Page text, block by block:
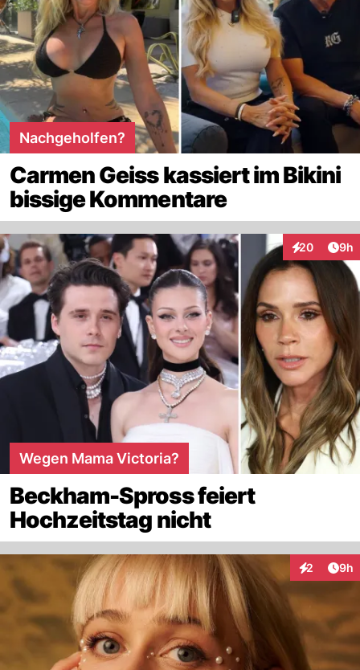
Nachgeholfen?
Carmen Geiss kassiert im Bikini
bissige Kommentare
20
Interaktionen
9h
Wegen Mama Victoria?
Beckham-Spross feiert
Hochzeitstag nicht
2 9h